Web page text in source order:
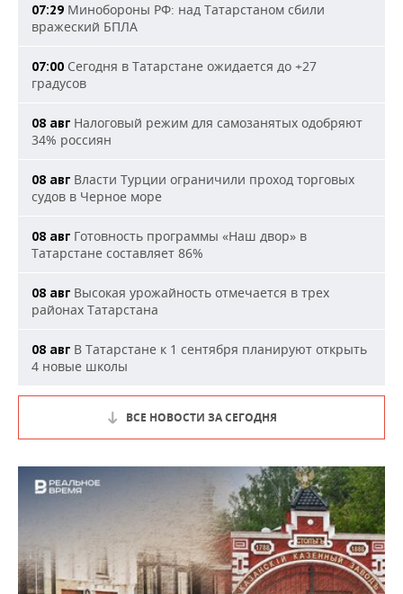
07:29 Минобороны РФ: над Татарстаном сбили
вражеский БПЛА
07:00 Сегодня в Татарстане ожидается до +27
градусов
08 авг Налоговый режим для самозанятых одобряют
34% россиян
08 авг Власти Турции ограничили проход торговых
судов в Черное море
08 авг Готовность программы «Наш двор» в
Татарстане составляет 86%
08 авг Высокая урожайность отмечается в трех
районах Татарстана
08 авг В Татарстане к 1 сентября планируют открыть
4 новые школы
ВСЕ НОВОСТИ ЗА СЕГОДНЯ